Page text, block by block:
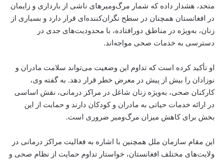
متحد، هشدار داده که شمار مرگ‌ومیرهای ناشی از بارداری و زایمان
در افغانستان همچنان در سطح نگران‌کننده‌ای قرار دارد و بسیاری از
زنان، به‌ویژه در مناطق دورافتاده، با محدودیت‌های جدی در
دسترسی به خدمات صحی مواجه‌اند.
او تأکید کرده است که تداوم این وضعیت می‌تواند سلامت مادران و
نوزادان را بیش از پیش در معرض خطر قرار دهد. به گفته وی،
کارکنان صحی، به‌ویژه زنان شاغل در مراکز درمانی، نقش اساسی
در ارائه خدمات حیاتی به مادران و کودکان دارند و حمایت از این
بخش برای کاهش میزان مرگ‌ومیر ضروری است.
این مقام سازمان ملل همچنین با اشاره به فعالیت مراکز درمانی در
ولایت‌های مختلف افغانستان، خواستار تداوم حمایت از نظام صحی و